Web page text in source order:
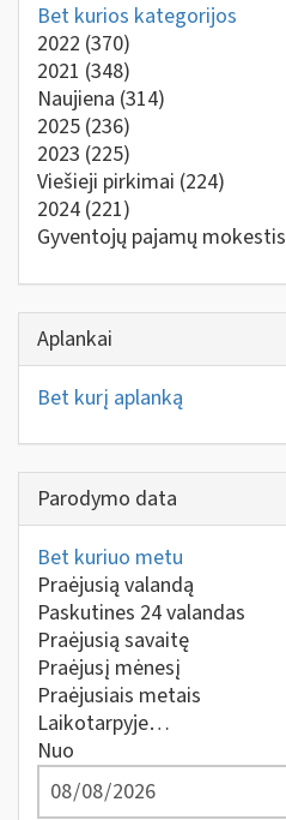
Bet kurios kategorijos
2022 (370)
2021 (348)
Naujiena (314)
2025 (236)
2023 (225)
Viešieji pirkimai (224)
2024 (221)
Gyventojų pajamų mokestis
Aplankai
Bet kurį aplanką
Parodymo data
Bet kuriuo metu
Praėjusią valandą
Paskutines 24 valandas
Praėjusią savaitę
Praėjusį mėnesį
Praėjusiais metais
Laikotarpyje…
Nuo